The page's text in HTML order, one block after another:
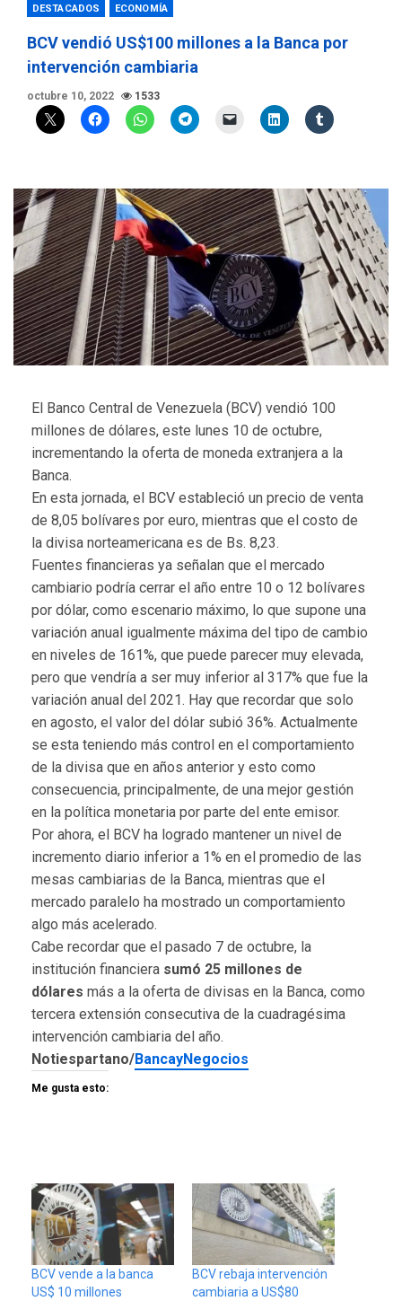
DESTACADOS ECONOMÍA
BCV vendió US$100 millones a la Banca por
intervención cambiaria
octubre 10, 2022 1533
El Banco Central de Venezuela (BCV) vendió 100
millones de dólares, este lunes 10 de octubre,
incrementando la oferta de moneda extranjera a la
Banca.
En esta jornada, el BCV estableció un precio de venta
de 8,05 bolívares por euro, mientras que el costo de
la divisa norteamericana es de Bs. 8,23.
Fuentes financieras ya señalan que el mercado
cambiario podría cerrar el año entre 10 o 12 bolívares
por dólar, como escenario máximo, lo que supone una
variación anual igualmente máxima del tipo de cambio
en niveles de 161%, que puede parecer muy elevada,
pero que vendría a ser muy inferior al 317% que fue la
variación anual del 2021. Hay que recordar que solo
en agosto, el valor del dólar subió 36%. Actualmente
se esta teniendo más control en el comportamiento
de la divisa que en años anterior y esto como
consecuencia, principalmente, de una mejor gestión
en la política monetaria por parte del ente emisor.
Por ahora, el BCV ha logrado mantener un nivel de
incremento diario inferior a 1% en el promedio de las
mesas cambiarias de la Banca, mientras que el
mercado paralelo ha mostrado un comportamiento
algo más acelerado.
Cabe recordar que el pasado 7 de octubre, la
institución financiera sumó 25 millones de
dólares más a la oferta de divisas en la Banca, como
tercera extensión consecutiva de la cuadragésima
intervención cambiaria del año.
Notiespartano/BancayNegocios
Me gusta esto:
BCV vende a la banca
US$ 10 millones
BCV rebaja intervención
cambiaria a US$80